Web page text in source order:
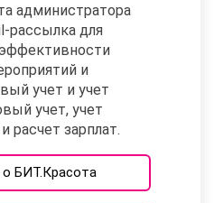
администратора
рассылка для
и
учет и учет
учет, учет
расчет зарплат.
БИТ.Красота